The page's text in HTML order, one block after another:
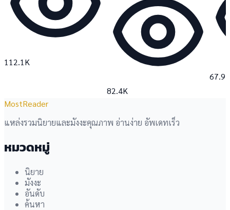
112.1K
82.4K
67.9K
MostReader
แหล่งรวมนิยายและมังงะคุณภาพ อ่านง่าย อัพเดทเร็ว
หมวดหมู่
นิยาย
มังงะ
อันดับ
ค้นหา